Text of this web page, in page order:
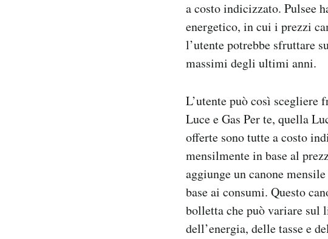
a costo indicizzato. Pulsee
energetico, in cui i prezzi
l’utente potrebbe sfruttare
massimi degli ultimi anni.
L’utente può così scegliere
Luce e Gas Per te, quella
offerte sono tutte a costo
mensilmente in base al
aggiunge un canone
base ai consumi. Questo
bolletta che può variare
dell’energia, delle tasse e